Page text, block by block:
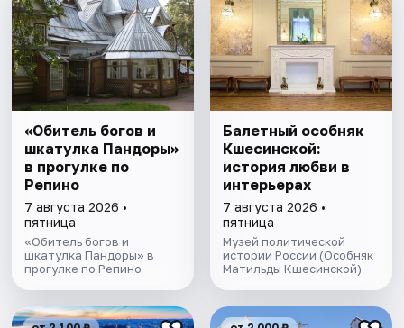
«Обитель богов и
шкатулка Пандоры»
в прогулке по
Репино
7 августа 2026 •
пятница
«Обитель богов и
шкатулка Пандоры» в
прогулке по Репино
Балетный особняк
Кшесинской:
история любви в
интерьерах
7 августа 2026 •
пятница
Музей политической
истории России (Особняк
Матильды Кшесинской)